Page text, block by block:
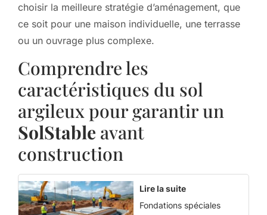
choisir la meilleure stratégie d’aménagement, que
ce soit pour une maison individuelle, une terrasse
ou un ouvrage plus complexe.
Comprendre les
caractéristiques du sol
argileux pour garantir un
SolStable avant
construction
Lire la suite
Fondations spéciales